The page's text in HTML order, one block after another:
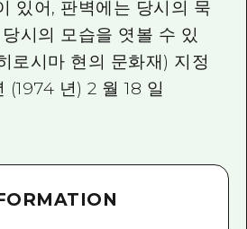
있어, 판벽에는 당시의 묵
시의 모습을 엿볼 수 있
로시마 현의 문화재) 지정
(1974 년) 2 월 18 일